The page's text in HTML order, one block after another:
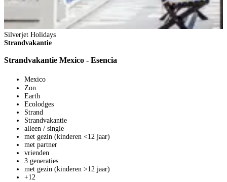
Silverjet Holidays
Strandvakantie
Strandvakantie Mexico - Esencia
Mexico
Zon
Earth
Ecolodges
Strand
Strandvakantie
alleen / single
met gezin (kinderen <12 jaar)
met partner
vrienden
3 generaties
met gezin (kinderen >12 jaar)
+12